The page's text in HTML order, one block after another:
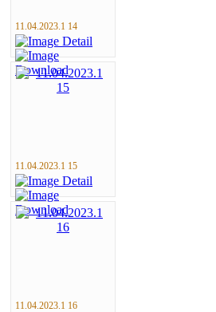
11.04.2023.1 14
11.04.2023.1 15
11.04.2023.1 16